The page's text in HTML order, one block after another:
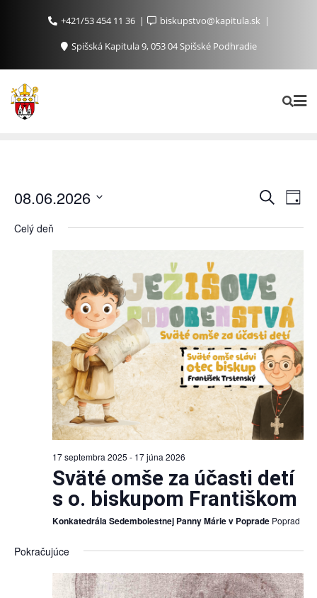
+421/53 454 11 36
biskupstvo@kapitula.sk
Spišská Kapitula 9, 053 04 Spišské Podhradie
Udalosti
and
Views
Vyhľadať
Day
08.06.2026
dátum.
Celý deň
17 septembra 2025 - 17 júna 2026
Sväté omše za účasti detí
s o. biskupom Františkom
Konkatedrála Sedembolestnej Panny Márie v Poprade Poprad
Pokračujúce